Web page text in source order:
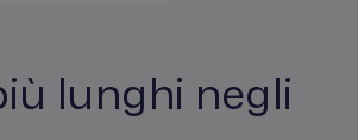
lunghi negli